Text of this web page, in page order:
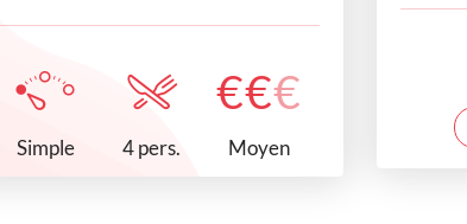
Simple 4 pers.
€€€
Moyen